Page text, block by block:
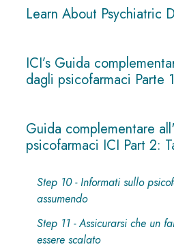
Learn About Psychiatric
ICI’s Guida
dagli psicofarmaci Parte
Guida complementare
psicofarmaci ICI Part 2:
Step 10 - Informati sullo
assumendo
Step 11 - Assicurarsi che un
essere scalato